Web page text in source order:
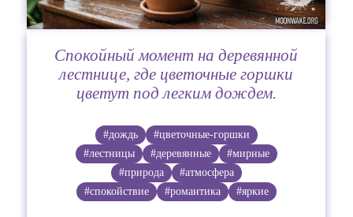
Спокойный момент на деревянной
лестнице, где цветочные горшки
цветут под легким дождем.
#дождь
#цветочные-горшки
#лестницы
#деревянные
#мирные
#природа
#атмосфера
#спокойствие
#романтика #яркие